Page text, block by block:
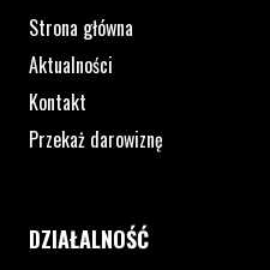
Strona główna
Aktualności
Kontakt
Przekaż darowiznę
DZIAŁALNOŚĆ